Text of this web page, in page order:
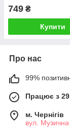
749 ₴
Купити
Про нас
99%
Працює з
м. Чернігів
вул. Музична